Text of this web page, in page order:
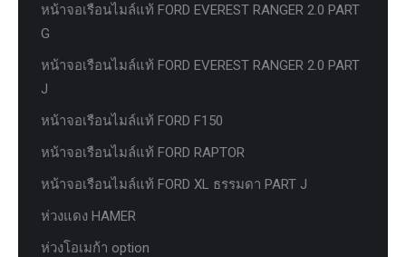
หน้าจอเรือนไมล์แท้ FORD EVEREST RANGER 2.0 PART
G
หน้าจอเรือนไมล์แท้ FORD EVEREST RANGER 2.0 PART
J
หน้าจอเรือนไมล์แท้ FORD F150
หน้าจอเรือนไมล์แท้ FORD RAPTOR
หน้าจอเรือนไมล์แท้ FORD XL ธรรมดา PART J
ห่วงแดง HAMER
ห่วงโอเมก้า option